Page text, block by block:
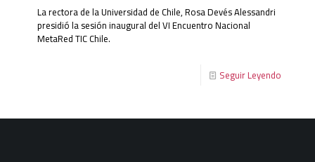
La rectora de la Universidad de Chile, Rosa Devés Alessandri
presidió la sesión inaugural del VI Encuentro Nacional
MetaRed TIC Chile.
Seguir Leyendo